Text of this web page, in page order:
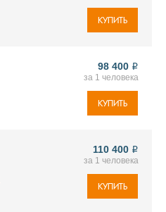
КУПИТЬ
98 400 i
за 1 человека
КУПИТЬ
110 400 i
за 1 человека
КУПИТЬ